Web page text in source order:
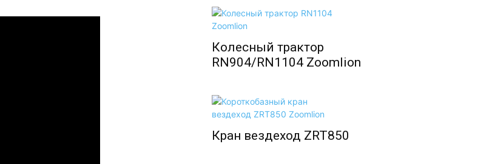
Колесный трактор
RN904/RN1104 Zoomlion
Кран вездеход ZRT850